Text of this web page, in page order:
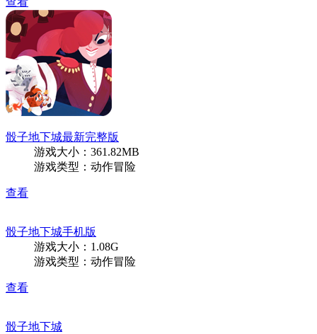
骰子地下城最新完整版
游戏大小：361.82MB
游戏类型：动作冒险
查看
骰子地下城手机版
游戏大小：1.08G
游戏类型：动作冒险
查看
骰子地下城